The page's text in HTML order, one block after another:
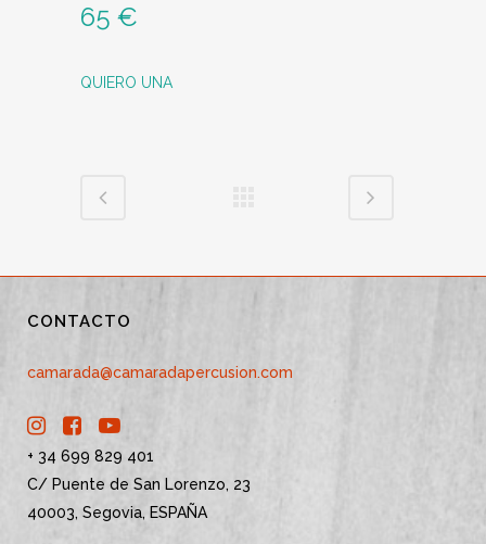
65 €
QUIERO UNA
CONTACTO
camarada@camaradapercusion.com
+ 34 699 829 401
C/ Puente de San Lorenzo, 23
40003, Segovia, ESPAÑA